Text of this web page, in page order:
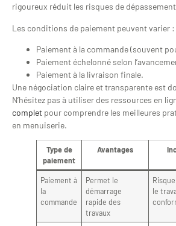
rigoureux réduit les risques de
Les conditions de paiement peuvent varier :
Paiement à la commande (souvent
Paiement échelonné selon
Paiement à la livraison finale.
Une négociation claire et transparente est
N’hésitez pas à utiliser des ressources en
complet pour comprendre les meilleures
en menuiserie.
Type de
paiement
Avantages
Paiement à
la
commande
Permet le
démarrage
rapide des
travaux
le